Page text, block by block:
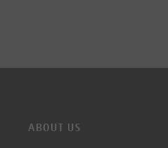
ABOUT US